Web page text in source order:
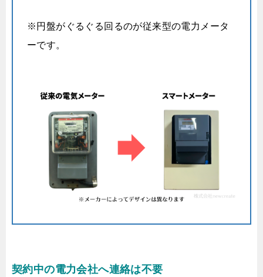
※円盤がぐるぐる回るのが従来型の電力メータ
ーです。
契約中の電力会社へ連絡は不要